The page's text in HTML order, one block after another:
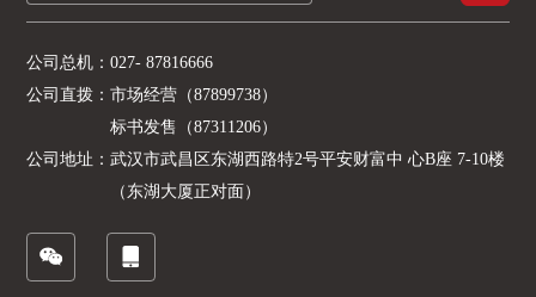
公司总机：027- 87816666
公司直拨：市场经营（87899738）
标书发售（87311206）
公司地址：武汉市武昌区东湖西路特2号平安财富中 心B座 7-10楼
（东湖大厦正对面）